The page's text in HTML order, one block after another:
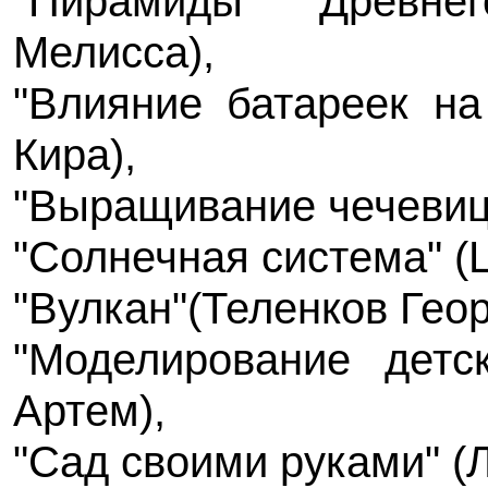
Мелисса),
"Влияние батареек
Кира),
"Выращивание
"Солнечная система"
"Вулкан"(Теленков
"Моделирование
Артем),
"Сад своими руками"